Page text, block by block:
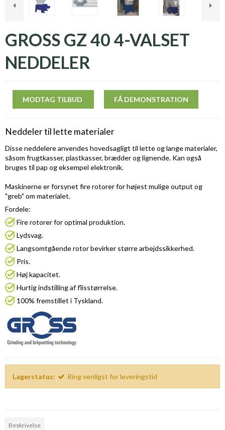
GROSS GZ 40 4-VALSET
NEDDELER
MODTAG TILBUD FÅ DEMONSTRATION
Neddeler til lette materialer
Disse neddelere anvendes hovedsagligt til lette og lange materialer,
såsom frugtkasser, plastkasser, brædder og lignende. Kan også
bruges til pap og eksempel elektronik.
Maskinerne er forsynet fire rotorer for højest mulige output og
"greb" om materialet.
Fordele:
Fire rotorer for optimal produktion.
Lydsvag.
Langsomtgående rotor bevirker større arbejdssikkerhed.
Pris.
Høj kapacitet.
Hurtig indstilling af flisstørrelse.
100% fremstillet i Tyskland.
Lagerstatus: Ring venligst for leveringstid
Beskrivelse